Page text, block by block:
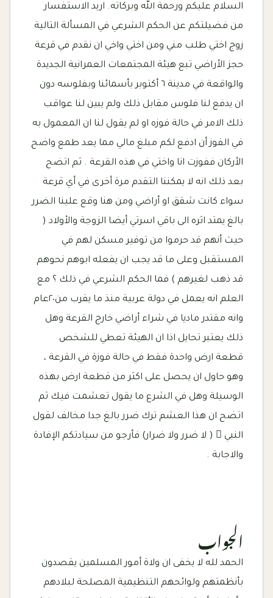
السلام عليكم ورحمة الله وبركاته. اريد الاستفسار
من فضيلتكم عن الحكم الشرعي في المسألة التالية
زوج اختي طلب مني ومن اختي واخي ان نقدم في قرعة
حجز الأراضي تبع هيئة المجتمعات العمرانية الجديدة
والواقعة في مدينة ٦ أكتوبر بأسمائنا وبفلوسه دون
ان يدفع لنا فلوس مقابل ذلك ولم يبين لنا عواقب
ذلك الامر في حالة فوزه او لم يقول لنا ان المعمول به
في الفوز أن ادفع لكم مبلغ مالي مما يعد طمع واضح
الأركان ففوزت انا واختي في هذه القرعة . ثم اتضح
بعد ذلك انه لا يمكننا التقدم مرة أخرى في أي قرعة
سواء كانت شقق او أراضي ومن هنا وقع علينا الضرر
بالغ يمتد اثره الى باقي اسرتي أيضا الزوجة والأولاد (
حيث أنهم قد حرموا من توفير مسكن لهم في
المستقبل وعلى ما قد يجب ان يفعله ابوهم نحوهم
قد ذهب لغيرهم ) فما الحكم الشرعي في ذلك ؟ مع
العلم انه يعمل في دولة عربية منذ ما يقرب من٢٠عام
وانه مقتدر ماديا في شراء أراضي خارج القرعة وهل
ذلك يعتبر تحايل اذا ان الهيئة تعطي للشخص
قطعة ارض واحدة فقط في حالة فوزة في القرعة ،
وهو حاول ان يحصل على اكثر من قطعة ارض بهذه
الوسيلة وهل في الشرع ما يقول تعشمت فيك ثم
اتضح ان هذا العشم ترك ضرر بالغ جدا مخالف لقول
النبي  ( لا ضرر ولا ضرار) فأرجو من سيادتكم الإفادة
والاجابة .
الجواب
الحمد لله لا يخفى ان ولاة أمور المسلمين يقصدون
بأنظمتهم ولوائحهم التنظيمية المصلحة لبلادهم